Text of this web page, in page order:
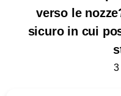
verso le
sicuro in cui
3